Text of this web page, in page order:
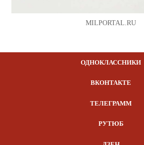
MILPORTAL.RU
ОДНОКЛАССНИКИ
ВКОНТАКТЕ
ТЕЛЕГРАММ
РУТЮБ